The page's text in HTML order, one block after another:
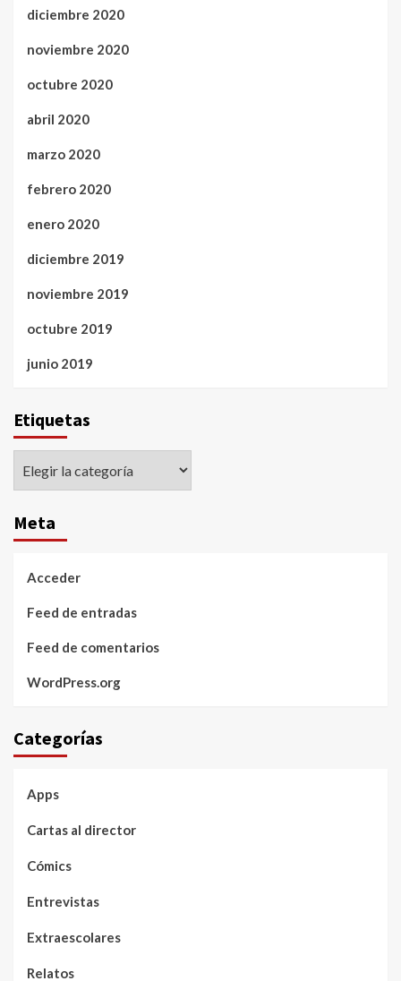
diciembre 2020
noviembre 2020
octubre 2020
abril 2020
marzo 2020
febrero 2020
enero 2020
diciembre 2019
noviembre 2019
octubre 2019
junio 2019
Etiquetas
Meta
Acceder
Feed de entradas
Feed de comentarios
WordPress.org
Categorías
Apps
Cartas al director
Cómics
Entrevistas
Extraescolares
Relatos